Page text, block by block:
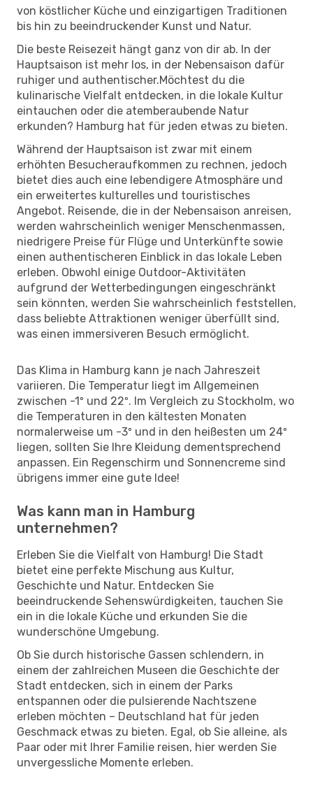
von köstlicher Küche und einzigartigen Traditionen
bis hin zu beeindruckender Kunst und Natur.
Die beste Reisezeit hängt ganz von dir ab. In der
Hauptsaison ist mehr los, in der Nebensaison dafür
ruhiger und authentischer.Möchtest du die
kulinarische Vielfalt entdecken, in die lokale Kultur
eintauchen oder die atemberaubende Natur
erkunden? Hamburg hat für jeden etwas zu bieten.
Während der Hauptsaison ist zwar mit einem
erhöhten Besucheraufkommen zu rechnen, jedoch
bietet dies auch eine lebendigere Atmosphäre und
ein erweitertes kulturelles und touristisches
Angebot. Reisende, die in der Nebensaison anreisen,
werden wahrscheinlich weniger Menschenmassen,
niedrigere Preise für Flüge und Unterkünfte sowie
einen authentischeren Einblick in das lokale Leben
erleben. Obwohl einige Outdoor-Aktivitäten
aufgrund der Wetterbedingungen eingeschränkt
sein könnten, werden Sie wahrscheinlich feststellen,
dass beliebte Attraktionen weniger überfüllt sind,
was einen immersiveren Besuch ermöglicht.
Das Klima in Hamburg kann je nach Jahreszeit
variieren. Die Temperatur liegt im Allgemeinen
zwischen -1º und 22º. Im Vergleich zu Stockholm, wo
die Temperaturen in den kältesten Monaten
normalerweise um -3º und in den heißesten um 24º
liegen, sollten Sie Ihre Kleidung dementsprechend
anpassen. Ein Regenschirm und Sonnencreme sind
übrigens immer eine gute Idee!
Was kann man in Hamburg
unternehmen?
Erleben Sie die Vielfalt von Hamburg! Die Stadt
bietet eine perfekte Mischung aus Kultur,
Geschichte und Natur. Entdecken Sie
beeindruckende Sehenswürdigkeiten, tauchen Sie
ein in die lokale Küche und erkunden Sie die
wunderschöne Umgebung.
Ob Sie durch historische Gassen schlendern, in
einem der zahlreichen Museen die Geschichte der
Stadt entdecken, sich in einem der Parks
entspannen oder die pulsierende Nachtszene
erleben möchten – Deutschland hat für jeden
Geschmack etwas zu bieten. Egal, ob Sie alleine, als
Paar oder mit Ihrer Familie reisen, hier werden Sie
unvergessliche Momente erleben.